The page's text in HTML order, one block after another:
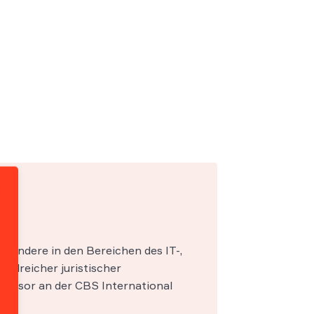
in den Bereichen des IT-,
juristischer
an der CBS International